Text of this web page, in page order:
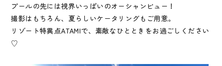
プールの先には視界いっぱいのオーシャンビュー！
撮影はもちろん、夏らしいケータリングもご用意。
リゾート特異点ATAMIで、素敵なひとときをお過ごしください
♡